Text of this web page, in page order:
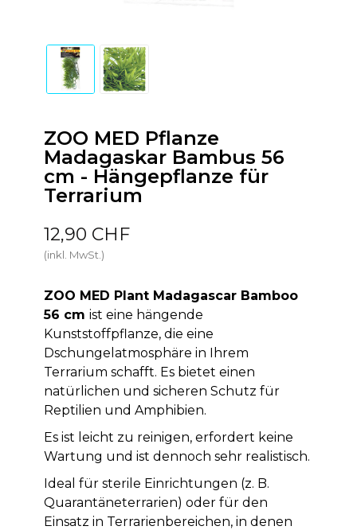
ZOO MED Pflanze
Madagaskar Bambus 56
cm - Hängepflanze für
Terrarium
12,90 CHF
(inkl. MwSt.)
ZOO MED Plant Madagascar Bamboo
56 cm ist eine hängende
Kunststoffpflanze, die eine
Dschungelatmosphäre in Ihrem
Terrarium schafft. Es bietet einen
natürlichen und sicheren Schutz für
Reptilien und Amphibien.
Es ist leicht zu reinigen, erfordert keine
Wartung und ist dennoch sehr realistisch.
Ideal für sterile Einrichtungen (z. B.
Quarantäneterrarien) oder für den
Einsatz in Terrarienbereichen, in denen